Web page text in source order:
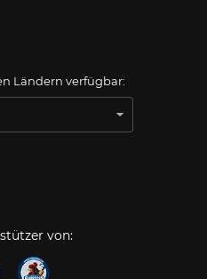
Ländern verfügbar:
von: